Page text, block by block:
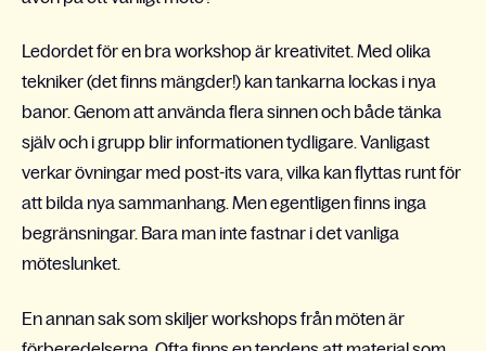
Ledordet för en bra workshop är kreativitet. Med olika
tekniker (det finns mängder!) kan tankarna lockas i nya
banor. Genom att använda flera sinnen och både tänka
själv och i grupp blir informationen tydligare. Vanligast
verkar övningar med post-its vara, vilka kan flyttas runt för
att bilda nya sammanhang. Men egentligen finns inga
begränsningar. Bara man inte fastnar i det vanliga
möteslunket.
En annan sak som skiljer workshops från möten är